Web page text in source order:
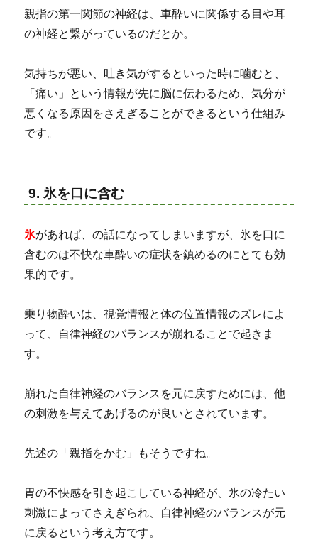
親指の第一関節の神経は、車酔いに関係する目や耳
の神経と繋がっているのだとか。
気持ちが悪い、吐き気がするといった時に噛むと、
「痛い」という情報が先に脳に伝わるため、気分が
悪くなる原因をさえぎることができるという仕組み
です。
9. 氷を口に含む
氷があれば、の話になってしまいますが、氷を口に
含むのは不快な車酔いの症状を鎮めるのにとても効
果的です。
乗り物酔いは、視覚情報と体の位置情報のズレによ
って、自律神経のバランスが崩れることで起きま
す。
崩れた自律神経のバランスを元に戻すためには、他
の刺激を与えてあげるのが良いとされています。
先述の「親指をかむ」もそうですね。
胃の不快感を引き起こしている神経が、氷の冷たい
刺激によってさえぎられ、自律神経のバランスが元
に戻るという考え方です。